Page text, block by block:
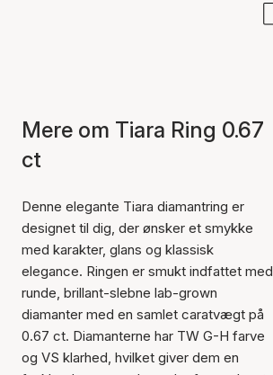
Mere om Tiara Ring 0.67
ct
Denne elegante Tiara diamantring er
designet til dig, der ønsker et smykke
med karakter, glans og klassisk
elegance. Ringen er smukt indfattet med
runde, brillant-slebne lab-grown
diamanter med en samlet caratvægt på
0.67 ct. Diamanterne har TW G-H farve
og VS klarhed, hvilket giver dem en